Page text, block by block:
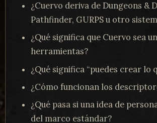
¿Cuervo deriva de Dungeons &
Pathfinder, GURPS u otro
¿Qué significa que Cuervo sea
herramientas?
¿Qué significa “puedes crear lo
¿Cómo funcionan los
¿Qué pasa si una idea de
del marco estándar?